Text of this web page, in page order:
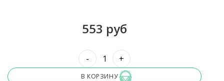
553 руб
- +
В КОРЗИНУ